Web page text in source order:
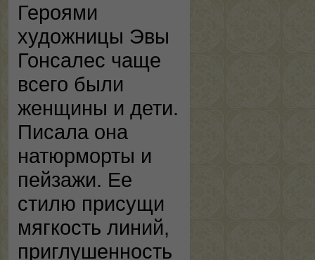
Героями
художницы Эвы
Гонсалес чаще
всего были
женщины и дети.
Писала она
натюрморты и
пейзажи. Ее
стилю присущи
мягкость линий,
приглушенность